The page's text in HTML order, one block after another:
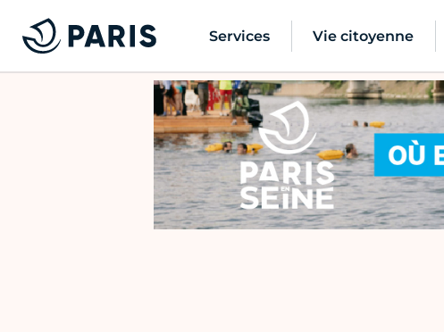
Services Vie citoyenne